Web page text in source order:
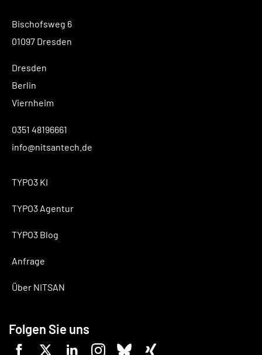
Bischofsweg 6
01097 Dresden
Dresden
Berlin
Viernheim
0351 48196661
info@nitsantech.de
TYPO3 KI
TYPO3 Agentur
TYPO3 Blog
Anfrage
Über NITSAN
Folgen Sie uns